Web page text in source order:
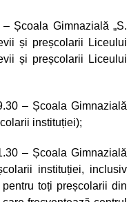
Școala Gimnazială „S.
și preșcolarii Liceului
și preșcolarii Liceului
– Școala Gimnazială
instituției);
– Școala Gimnazială
instituției, inclusiv
toți preșcolarii din